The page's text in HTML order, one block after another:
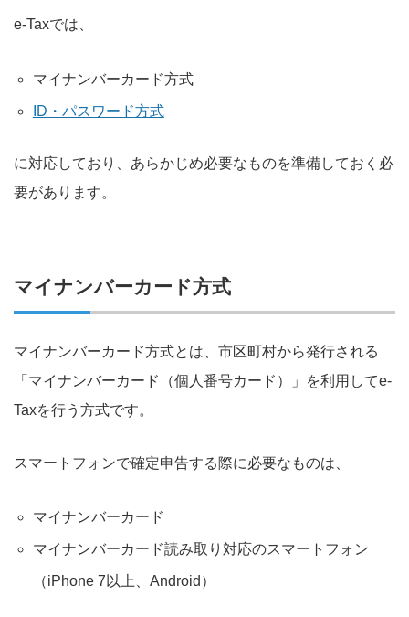
e-Taxでは、
マイナンバーカード方式
ID・パスワード方式
に対応しており、あらかじめ必要なものを準備しておく必
要があります。
マイナンバーカード方式
マイナンバーカード方式とは、市区町村から発行される
「マイナンバーカード（個人番号カード）」を利用してe-
Taxを行う方式です。
スマートフォンで確定申告する際に必要なものは、
マイナンバーカード
マイナンバーカード読み取り対応のスマートフォン
（iPhone 7以上、Android）